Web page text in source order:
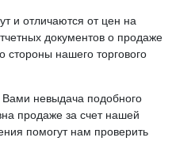
и отличаются от цен на
документов о продаже
стороны нашего торгового
невыдача подобного
продаже за счет нашей
помогут нам проверить